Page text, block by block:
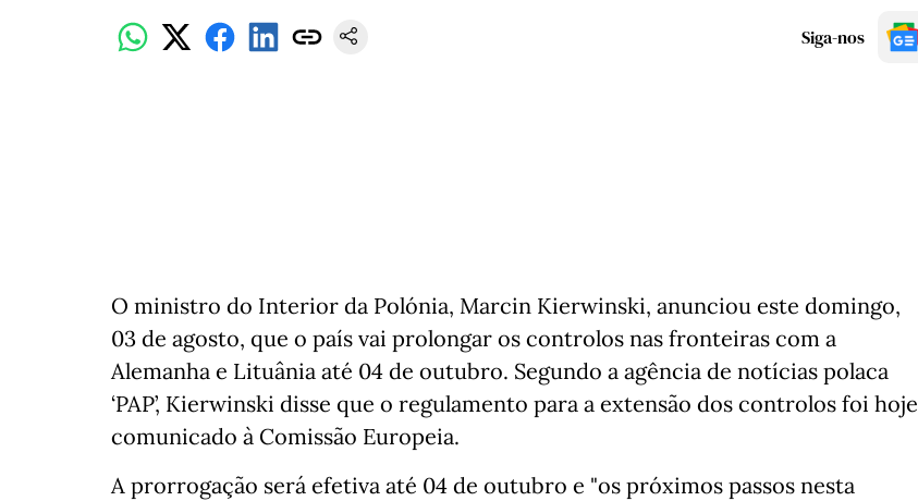
Siga-nos
O ministro do Interior da Polónia, Marcin Kierwinski, anunciou este domingo,
03 de agosto, que o país vai prolongar os controlos nas fronteiras com a
Alemanha e Lituânia até 04 de outubro. Segundo a agência de notícias polaca
‘PAP’, Kierwinski disse que o regulamento para a extensão dos controlos foi hoje
comunicado à Comissão Europeia.
A prorrogação será efetiva até 04 de outubro e "os próximos passos nesta